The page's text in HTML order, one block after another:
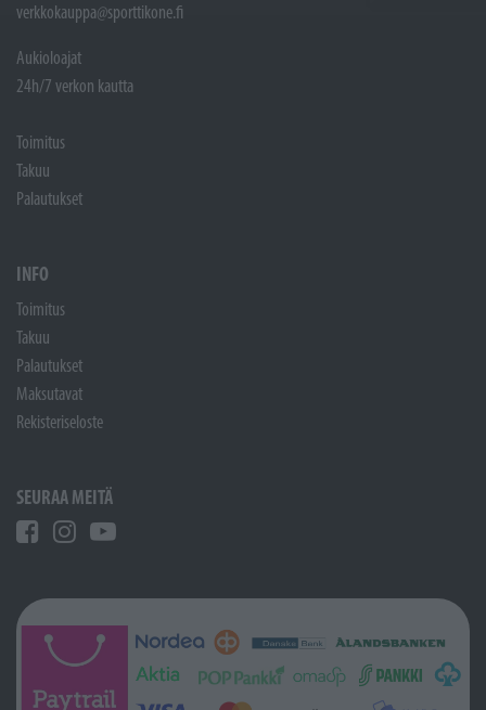
verkkokauppa@sporttikone.fi
Aukioloajat
24h/7 verkon kautta
Toimitus
Takuu
Palautukset
INFO
Toimitus
Takuu
Palautukset
Maksutavat
Rekisteriseloste
SEURAA MEITÄ